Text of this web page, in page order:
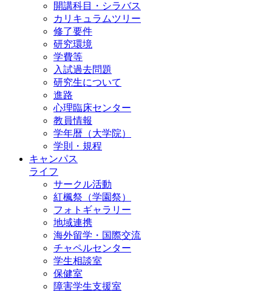
開講科目・シラバス
カリキュラムツリー
修了要件
研究環境
学費等
入試過去問題
研究生について
進路
心理臨床センター
教員情報
学年暦（大学院）
学則・規程
キャンパス
ライフ
サークル活動
紅楓祭（学園祭）
フォトギャラリー
地域連携
海外留学・国際交流
チャペルセンター
学生相談室
保健室
障害学生支援室